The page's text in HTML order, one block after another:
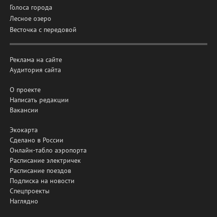
Голоса города
Лесное озеро
Весточка с передовой
Реклама на сайте
Аудитория сайта
О проекте
Написать редакции
Вакансии
Экокарта
Сделано в России
Онлайн-табло аэропорта
Расписание электричек
Расписание поездов
Подписка на новости
Спецпроекты
Наглядно